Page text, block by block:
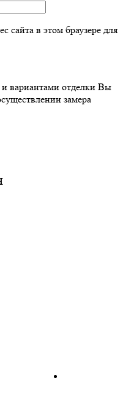
сайта в этом браузере для
вариантами отделки Вы
замера